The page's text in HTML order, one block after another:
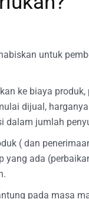
untuk
ke biaya produk,
dijual,
dalam jumlah
( dan
ada
pada masa